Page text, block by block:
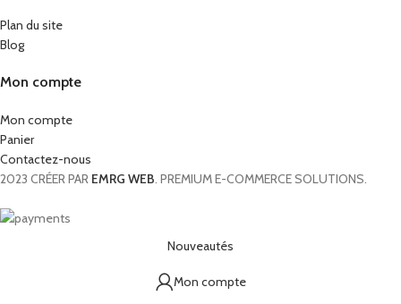
Plan du site
Blog
Mon compte
Mon compte
Panier
Contactez-nous
2023 CRÉER PAR EMRG WEB. PREMIUM E-COMMERCE SOLUTIONS.
Nouveautés
Mon compte